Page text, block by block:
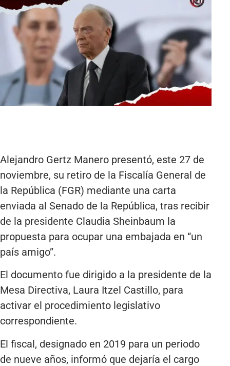
Alejandro Gertz Manero presentó, este 27 de
noviembre, su retiro de la Fiscalía General de
la República (FGR) mediante una carta
enviada al Senado de la República, tras recibir
de la presidente Claudia Sheinbaum la
propuesta para ocupar una embajada en “un
país amigo”.
El documento fue dirigido a la presidente de la
Mesa Directiva, Laura Itzel Castillo, para
activar el procedimiento legislativo
correspondiente.
El fiscal, designado en 2019 para un periodo
de nueve años, informó que dejaría el cargo